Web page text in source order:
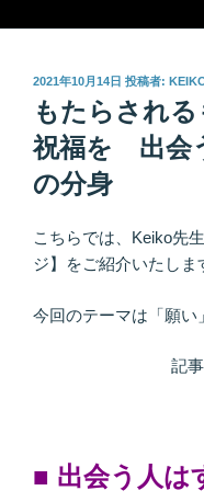
投
稿
日:
2021年10月14日 投稿者:
もたらされ
祝福を 出会
の分身
こちらでは、Keiko先
ジ】をご紹介いたしま
今回のテーマは「願い
記
■ 出会う人は